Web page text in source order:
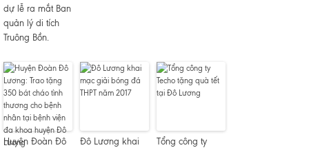
dự lễ ra mắt Ban
quản lý di tích
Truông Bồn.
Huyện Đoàn Đô
Đô Lương khai
Tổng công ty